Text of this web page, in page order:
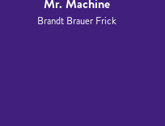
Mr. Machine
Brandt Brauer Frick